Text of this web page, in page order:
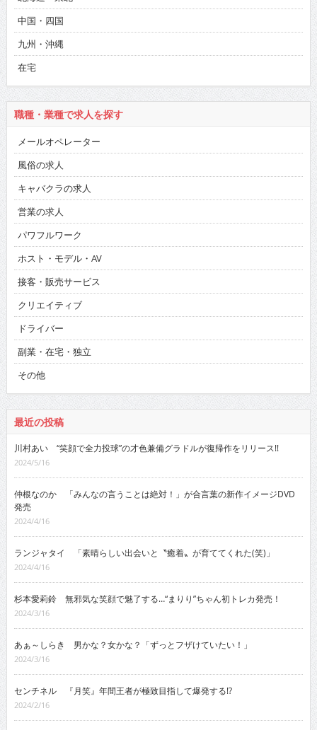
中国・四国
九州・沖縄
在宅
職種・業種で求人を探す
メールオペレーター
風俗の求人
キャバクラの求人
営業の求人
パワフルワーク
ホスト・モデル・AV
接客・販売サービス
クリエイティブ
ドライバー
副業・在宅・独立
その他
最近の投稿
川村あい “笑顔で全力投球”の才色兼備グラドルが復帰作をリリース!!
2024/5/16
仲根なのか 「みんなの言うことは絶対！」が合言葉の新作イメージDVD
発売
2024/4/16
ランジャタイ 「素晴らしい出会いと〝癒着〟が育ててくれた(笑)」
2024/4/16
杉本愛莉鈴 無邪気な笑顔で魅了する…“まりり”ちゃん初トレカ発売！
2024/3/16
あぁ～しらき 男かな？女かな？「ずっとフザけていたい！」
2024/3/16
センチネル 『月笑』年間王者が極致目指して爆発する!?
2024/2/16